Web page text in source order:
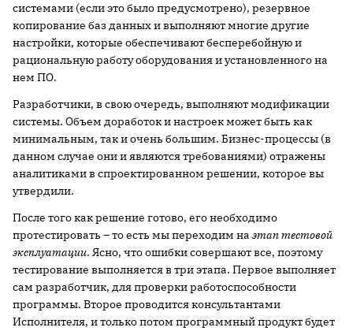
системами (если это было предусмотрено), резервное
копирование баз данных и выполняют многие другие
настройки, которые обеспечивают бесперебойную и
рациональную работу оборудования и установленного на
нем ПО.
Разработчики, в свою очередь, выполняют модификации
системы. Объем доработок и настроек может быть как
минимальным, так и очень большим. Бизнес-процессы (в
данном случае они и являются требованиями) отражены
аналитиками в спроектированном решении, которое вы
утвердили.
После того как решение готово, его необходимо
протестировать – то есть мы переходим на этап тестовой
эксплуатации. Ясно, что ошибки совершают все, поэтому
тестирование выполняется в три этапа. Первое выполняет
сам разработчик, для проверки работоспособности
программы. Второе проводится консультантами
Исполнителя, и только потом программный продукт будет